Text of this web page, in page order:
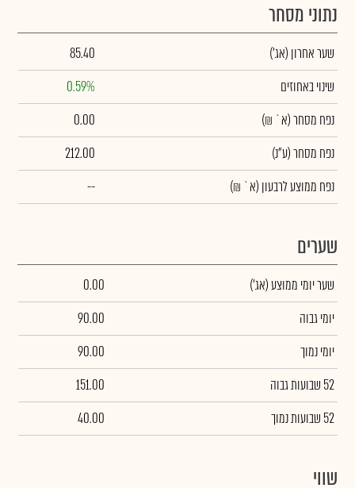
נתוני מסחר
שער אחרון (אג')
85.40
שינוי באחוזים
0.59%
נפח מסחר(א` ₪)
0.00
נפח מסחר(ע"נ)
212.00
נפח ממוצע לרבעון (א` ₪)
--
שערים
שער יומי ממוצע(אג')
0.00
יומי גבוה
90.00
יומי נמוך
90.00
52 שבועות גבוה
151.00
52 שבועות נמוך
40.00
שווי